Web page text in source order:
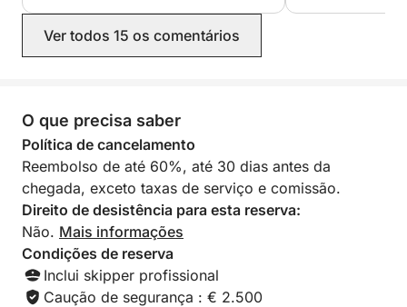
Mateo y Enrico fueron geniales con los
chicos. 3 días espectaculares e
inolvidables de nuestros vacaciones en
Ver todos 15 os comentários
O que precisa saber
Política de cancelamento
Reembolso de até 60%, até 30 dias antes da
chegada, exceto taxas de serviço e comissão.
Direito de desistência para esta reserva:
Não. Mais informações
Condições de reserva
Inclui skipper profissional
Caução de segurança : € 2.500